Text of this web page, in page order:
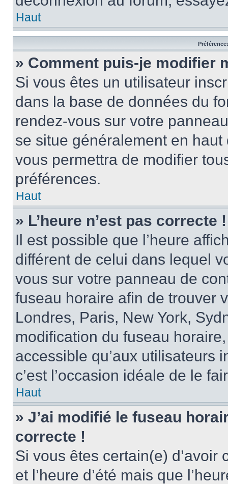
Haut
» Comment puis-je modifier
Si vous êtes un utilisateur
dans la base de données du
rendez-vous sur votre
se situe généralement en
vous permettra de modifier
préférences.
Haut
» L’heure n’est pas correcte !
Il est possible que l’heure
différent de celui dans lequel
vous sur votre panneau de
fuseau horaire afin de trouver
Londres, Paris, New York,
modification du fuseau
accessible qu’aux utilisateurs
c’est l’occasion idéale de le
Haut
» J’ai modifié le fuseau
correcte !
Si vous êtes certain(e)
et l’heure d’été mais que